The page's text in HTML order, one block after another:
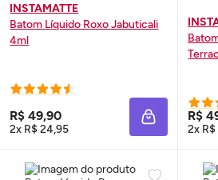
INSTAMATTE
Batom Líquido Roxo Jabuticali
4ml
R$ 49,90
2x R$ 24,95 ADICIONAR
R$
2x